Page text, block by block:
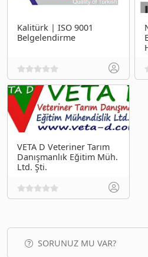
Kalitürk | ISO 9001
Belgelendirme
VETA D Veteriner Tarım
Danışmanlık Eğitim Müh.
Ltd. Şti.
SORUNUZ MU VAR?